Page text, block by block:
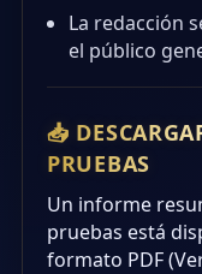
La redacción
el público
📥
PRUEBAS
Un informe
pruebas está
formato PDF